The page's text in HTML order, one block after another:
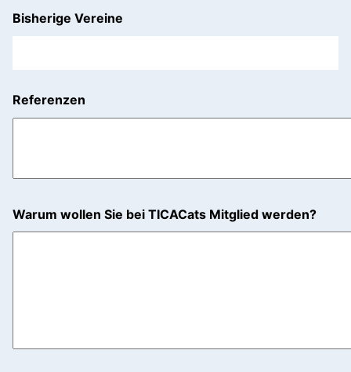
Bisherige Vereine
Referenzen
Warum wollen Sie bei TICACats Mitglied werden?